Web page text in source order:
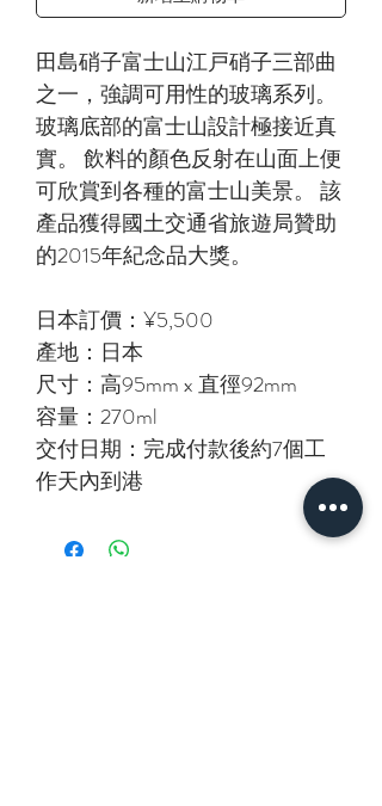
田島硝子富士山江戸硝子三部曲
之一，強調可用性的玻璃系列。
玻璃底部的富士山設計極接近真
實。 飲料的顏色反射在山面上便
可欣賞到各種的富士山美景。 該
產品獲得國土交通省旅遊局贊助
的2015年紀念品大獎。
日本訂價：¥5,500
產地：日本
尺寸：高95mm x 直徑92mm
容量：270ml
交付日期：完成付款後約7個工
作天內到港